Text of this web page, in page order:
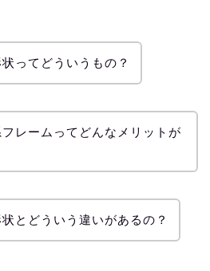
ってどういうもの？
レームってどんなメリットが
とどういう違いがあるの？